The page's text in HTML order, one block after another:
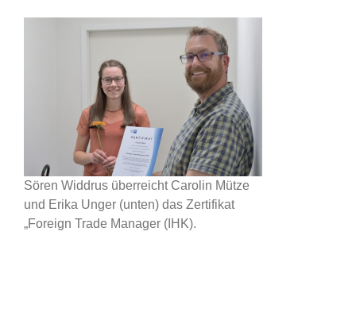
Sören Widdrus überreicht Carolin Mütze
und Erika Unger (unten) das Zertifikat
„Foreign Trade Manager (IHK).